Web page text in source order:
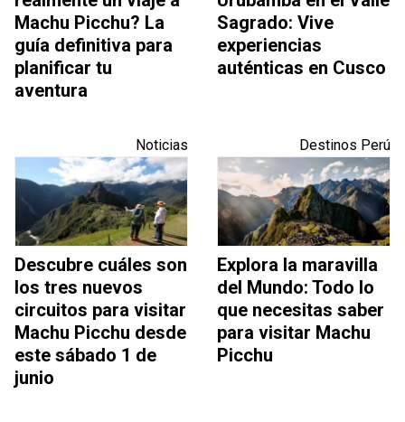
Machu Picchu? La
guía definitiva para
planificar tu
aventura
Sagrado: Vive
experiencias
auténticas en Cusco
Noticias
Descubre cuáles son
los tres nuevos
circuitos para visitar
Machu Picchu desde
este sábado 1 de
junio
Destinos Perú
Explora la maravilla
del Mundo: Todo lo
que necesitas saber
para visitar Machu
Picchu